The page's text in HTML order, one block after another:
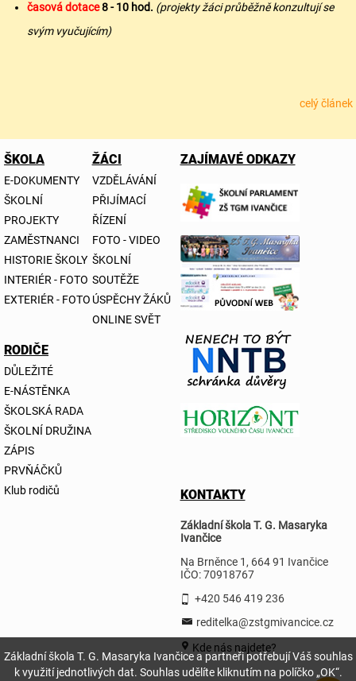
Základní škola T. G. Masaryka Ivančice a partneři potřebují Váš souhlas
k využití jednotlivých dat. Souhlas udělíte kliknutím na políčko „OK“.
časová dotace8 - 10 hod. (projekty žáci průběžně konzultují se
svým vyučujícím)
celý článek
ŠKOLA
E-DOKUMENTY
ŠKOLNÍ
PROJEKTY
ZAMĚSTNANCI
HISTORIE ŠKOLY
INTERIÉR - FOTO
EXTERIÉR - FOTO
ŽÁCI
VZDĚLÁVÁNÍ
PŘIJÍMACÍ
ŘÍZENÍ
FOTO - VIDEO
ŠKOLNÍ
SOUTĚŽE
ÚSPĚCHY ŽÁKŮ
ONLINE SVĚT
RODIČE
DŮLEŽITÉ
E-NÁSTĚNKA
ŠKOLSKÁ RADA
ŠKOLNÍ DRUŽINA
ZÁPIS
PRVŇÁČKŮ
Klub rodičů
ZAJÍMAVÉ ODKAZY
KONTAKTY
Základní škola T. G. Masaryka
Ivančice
Na Brněnce 1, 664 91 Ivančice
IČO: 70918767
+420 546 419 236
reditelka@zstgmivancice.cz
Kde nás najdete?